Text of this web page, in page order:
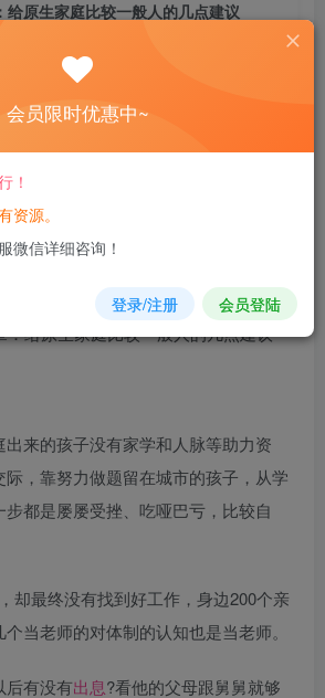
给原生家庭比较一般人的几点建议
8.8
免费
前未登录！建议登陆后购买，可保存购买订单
来的孩子没有家学和人脉等助力资
，靠努力做题留在城市的孩子，从学
都是屡屡受挫、吃哑巴亏，比较自
却最终没有找到好工作，身边200个亲
当老师的对体制的认知也是当老师。
后有没有出息?看他的父母跟舅舅就够
会员限时优惠中~
！
资源。
微信详细咨询！
登录/注册 会员登陆